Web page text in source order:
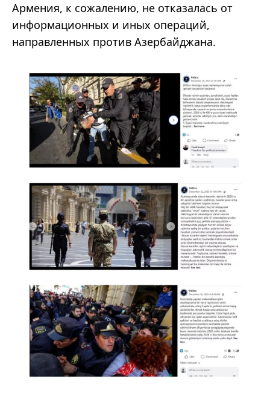
Армения, к сожалению, не отказалась от
информационных и иных операций,
направленных против Азербайджана.